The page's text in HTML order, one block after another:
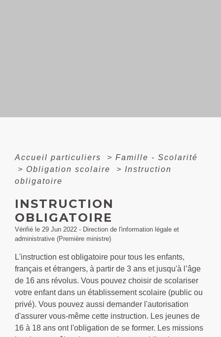
Accueil particuliers > Famille - Scolarité
> Obligation scolaire > Instruction
obligatoire
INSTRUCTION
OBLIGATOIRE
Vérifié le 29 Jun 2022 - Direction de l'information légale et
administrative (Première ministre)
L'instruction est obligatoire pour tous les enfants,
français et étrangers, à partir de 3 ans et jusqu'à l’âge
de 16 ans révolus. Vous pouvez choisir de scolariser
votre enfant dans un établissement scolaire (public ou
privé). Vous pouvez aussi demander l'autorisation
d'assurer vous-même cette instruction. Les jeunes de
16 à 18 ans ont l'obligation de se former. Les missions